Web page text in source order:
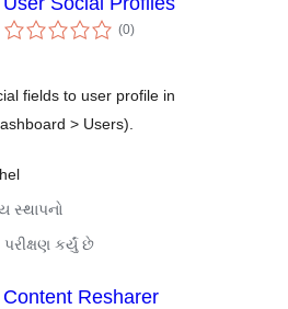
(0કુલ
રેટિંગ્સ
)
fields to user profile in
> Users).
સ્થાપનો
કર્યું છે
Content Resharer